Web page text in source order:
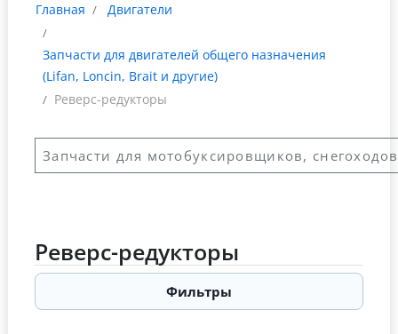
Главная Двигатели
Запчасти для двигателей общего назначения
(Lifan, Loncin, Brait и другие)
Реверс-редукторы
Запчасти для мотобуксировщиков,
Реверс-редукторы
Фильтры